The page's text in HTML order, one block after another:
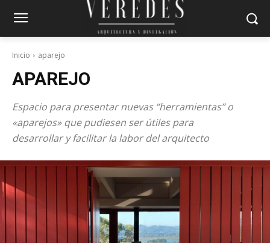
Inicio aparejo
APAREJO
Espacio para presentar nuevas “herramientas” o
«aparejos» que pudiesen ser útiles para
desarrollar y facilitar la labor del arquitecto